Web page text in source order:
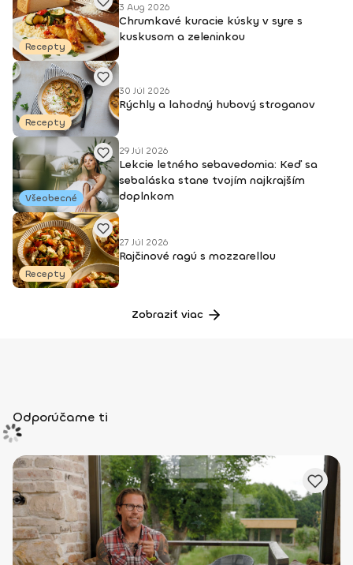
Recepty
3 Aug 2026
Chrumkavé kuracie kúsky v syre s
kuskusom a zeleninkou
Recepty
30 Júl 2026
Rýchly a lahodný hubový stroganov
Všeobecné
29 Júl 2026
Lekcie letného sebavedomia: Keď sa
sebaláska stane tvojím najkrajším
doplnkom
Recepty
27 Júl 2026
Rajčinové ragú s mozzarellou
Zobraziť viac
Odporúčame ti